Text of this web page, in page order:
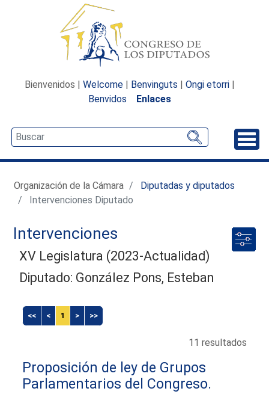
Bienvenidos | Welcome | Benvinguts | Ongi etorri |
Benvidos
Enlaces
Organización de la Cámara
Diputadas y diputados
Intervenciones Diputado
Intervenciones
XV Legislatura (2023-Actualidad)
Diputado: González Pons, Esteban
<< < 1 > >>
11 resultados
Proposición de ley de Grupos
Parlamentarios del Congreso.